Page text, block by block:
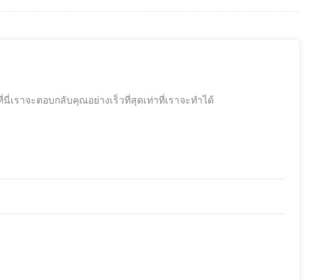
ราจะตอบกลับคุณอย่างเร็วที่สุดเท่าที่เราจะทำได้